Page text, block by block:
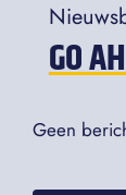
GO
Geen